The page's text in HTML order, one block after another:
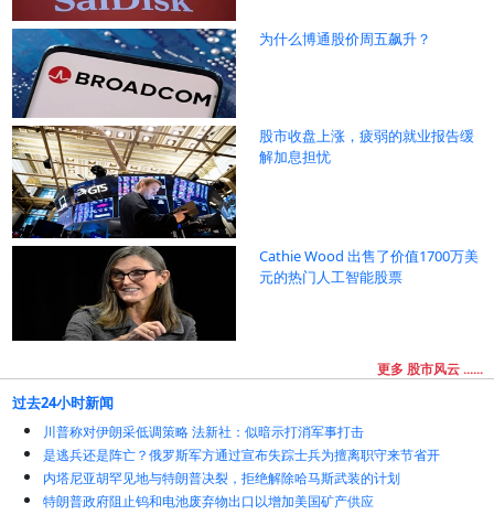
为什么博通股价周五飙升？
股市收盘上涨，疲弱的就业报告缓
解加息担忧
Cathie Wood 出售了价值1700万美
元的热门人工智能股票
更多 股市风云 ......
过去24小时新闻
川普称对伊朗采低调策略 法新社：似暗示打消军事打击
是逃兵还是阵亡？俄罗斯军方通过宣布失踪士兵为擅离职守来节省开
内塔尼亚胡罕见地与特朗普决裂，拒绝解除哈马斯武装的计划
特朗普政府阻止钨和电池废弃物出口以增加美国矿产供应